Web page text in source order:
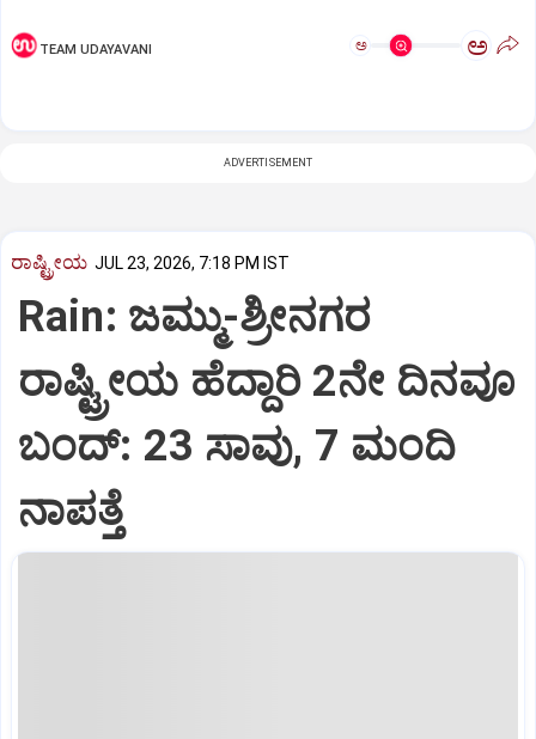
TEAM UDAYAVANI ಅ ಅ
ADVERTISEMENT
ರಾಷ್ಟ್ರೀಯ JUL 23, 2026, 7:18 PM IST
Rain: ಜಮ್ಮು-ಶ್ರೀನಗರ
ರಾಷ್ಟ್ರೀಯ ಹೆದ್ದಾರಿ 2ನೇ ದಿನವೂ
ಬಂದ್: 23 ಸಾವು, 7 ಮಂದಿ
ನಾಪತ್ತೆ